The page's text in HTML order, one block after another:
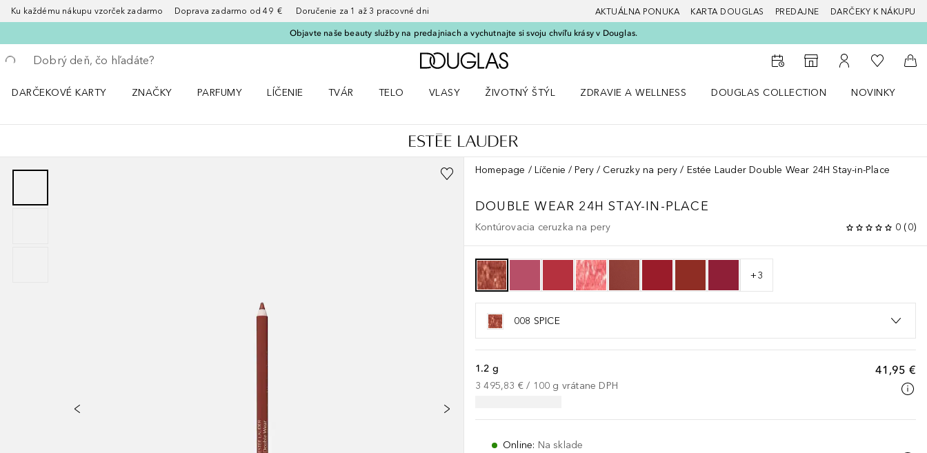
Ku každému nákupu vzorček zadarmo Doprava zadarmo od 49 € Doručenie za 1 až 3 pracovné dni AKTUÁLNA PONUKA KARTA DOUGLAS PREDAJNE DARČEKY K NÁKUPU
Objavte naše beauty služby na predajniach a vychutnajte si svoju chvíľu krásy v Douglas.
Choď späť
Vykonajte vyhľadávanie
Domov
Do vyhľadávača predajní
Do môjho účtu
Do môjho
Do
DARČEKOVÉ KARTY
ZNAČKY
PARFUMY
LÍČENIE
TVÁR
TELO
VLASY
ŽIVOTNÝ ŠTÝL
ZDRAVIE A WELLNESS
DOUGLAS COLLECTION
NOVINKY
Homepage Líčenie Pery Ceruzky na pery Estée Lauder Double Wear 24H Stay-in-Place
DOUBLE WEAR 24H STAY-IN-PLACE
Kontúrovacia ceruzka na pery 0 (0)
+3
008 SPICE
41,95 €
1.2 g
3 495,83 € / 100 g vrátane DPH
Online: Na sklade